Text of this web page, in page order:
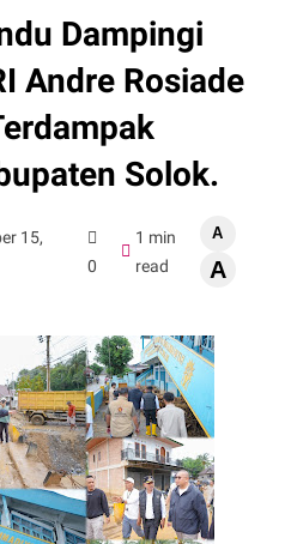
Dampingi
Andre Rosiade
Solok.
15,
0
1 min
read
A
A